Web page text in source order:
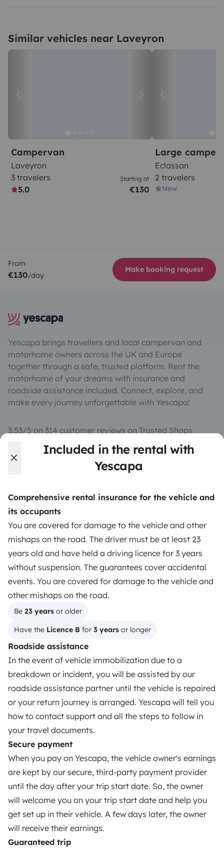
Included in the rental with
Yescapa
Comprehensive rental insurance for the vehicle and
its occupants
You are covered for damage to the vehicle and other
mishaps on the road. The driver must be at least 23
years old and have held a driving licence for 3 years
without suspension. The guarantees cover accidental
events. You are covered for damage to the vehicle and
other mishaps on the road.
Be 23 years or older
Have the Licence B for 3 years or longer
Roadside assistance
In the event of vehicle immobilization due to a
breakdown or incident, you will be assisted by our
roadside assistance partner until the vehicle is repaired
or your return journey is arranged. Yescapa will tell you
how to contact support and all the steps to follow in
your travel documents.
Secure payment
When you pay on Yescapa, the vehicle owner's earnings
are kept by our secure, third-party payment provider
until the day after your trip start date. So, the owner
will welcome you on your trip start date and help you
get set up in their vehicle. A few days later, the owner
will receive their earnings.
Guaranteed trip
Similar vehicles near Laveyron
Campervan
Laveyron
3 travelers
5.0
Starting at
€130
Large
Eclassan
2 travelers
New
From
€130/day
Make booking request
Yescapa brings travellers and local campervan and
motorhome owners across the UK and Europe
together through a safe, trusted platform. Rent the
motorhome of your dreams with insurance and
roadside assistance included. Connect, explore, and
make every journey unforgettable with Yescapa!
3.53/5 on 314 customer reviews on Trusted Shops
Instagram PinterestFacebook
TRAVELLERS
How it works
Hire a motorhome
Driving a motorhome for the first time
Reviews from our users
Help Centre for travellers
OWNERS
Create a listing
Rental Agreement
Insurance for hiring out
Breakdown assistance
Help Centre for owners
Secure third-party payment system
Pay in instalments